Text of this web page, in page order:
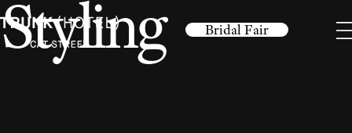
BridalFair
Styling